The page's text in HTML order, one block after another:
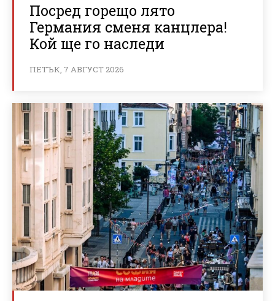
Посред горещо лято
Германия сменя канцлера!
Кой ще го наследи
ПЕТЪК, 7 АВГУСТ 2026